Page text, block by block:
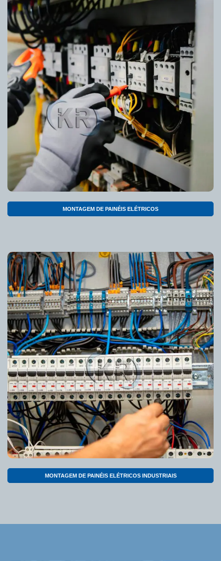
MONTAGEM DE PAINÉIS ELÉTRICOS
MONTAGEM DE PAINÉIS ELÉTRICOS INDUSTRIAIS